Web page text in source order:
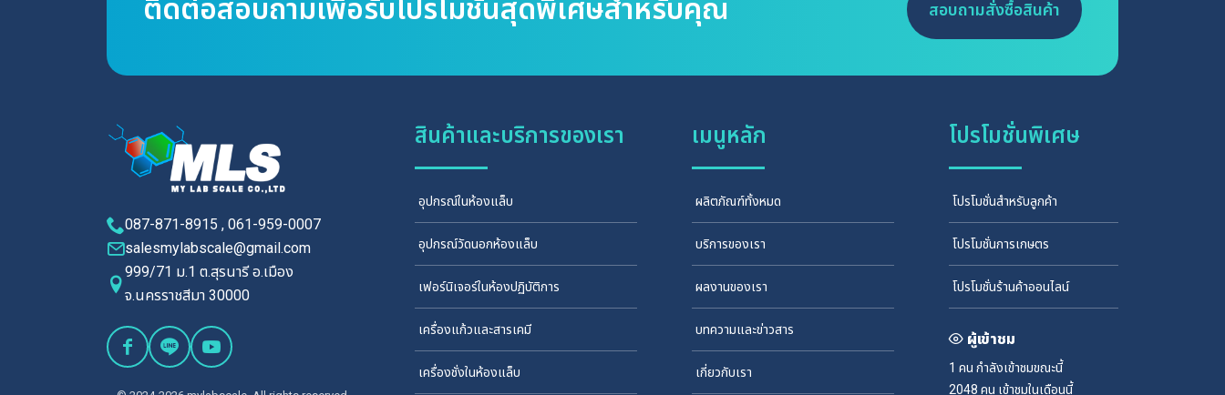
ติดต่อสอบถามเพื่อรับโปรโมชั่นสุดพิเศษสำหรับคุณ สอบถามสั่งซื้อสินค้า
087-871-8915 , 061-959-0007
salesmylabscale@gmail.com
999/71 ม.1 ต.สุรนารี อ.เมือง
จ.นครราชสีมา 30000
สินค้าและบริการของเรา
อุปกรณ์ในห้องแล็บ
อุปกรณ์วัดนอกห้องแล็บ
เฟอร์นิเจอร์ในห้องปฏิบัติการ
เครื่องแก้วและสารเคมี
เครื่องชั่งในห้องแล็บ
เมนูหลัก
ผลิตภัณฑ์ทั้งหมด
บริการของเรา
ผลงานของเรา
บทความและข่าวสาร
เกี่ยวกับเรา
โปรโมชั่นพิเศษ
โปรโมชั่นสำหรับลูกค้า
โปรโมชั่นการเกษตร
โปรโมชั่นร้านค้าออนไลน์
ผู้เข้าชม
1 คน กำลังเข้าชมขณะนี้
2048 คน เข้าชมในเดือนนี้